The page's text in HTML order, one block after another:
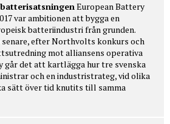
European Battery
var ambitionen att bygga en
batteriindustri från grunden.
efter Northvolts konkurs och
mot alliansens operativa
går det att kartlägga hur tre svenska
och en industristrateg, vid olika
sätt över tid knutits till samma